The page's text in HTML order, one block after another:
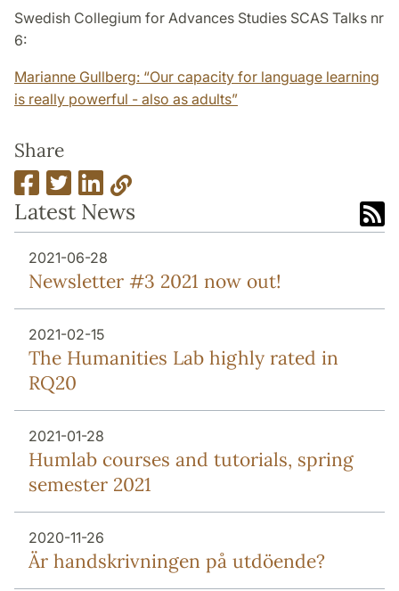
Swedish Collegium for Advances Studies SCAS Talks nr
6:
Marianne Gullberg: “Our capacity for language learning
is really powerful - also as adults”
Share
Latest News
2021-06-28
Newsletter #3 2021 now out!
2021-02-15
The Humanities Lab highly rated in
RQ20
2021-01-28
Humlab courses and tutorials, spring
semester 2021
2020-11-26
Är handskrivningen på utdöende?